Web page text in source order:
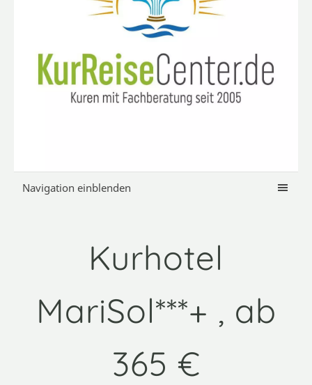
Navigation einblenden
Kurhotel
MariSol***+ , ab
365 €